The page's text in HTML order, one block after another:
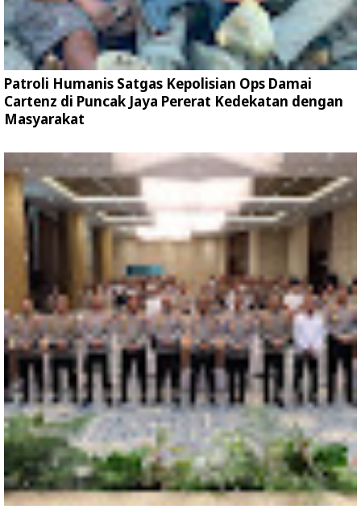
Patroli Humanis Satgas Kepolisian Ops Damai
Cartenz di Puncak Jaya Pererat Kedekatan dengan
Masyarakat